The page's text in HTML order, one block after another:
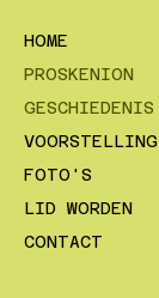
HOME
PROSKENION
GESCHIEDENIS
VOORSTELLING
FOTO'S
LID WORDEN
CONTACT